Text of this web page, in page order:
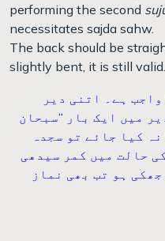
performing the second
necessitates sajda sahw.
The back should be
slightly bent, it is still valid.
ہے۔ اتنی دیر
میں ایک بار “سبحان
کیا جائے تو سجدہ
حالت میں کمر سیدھی
ہو تب بھی نماز